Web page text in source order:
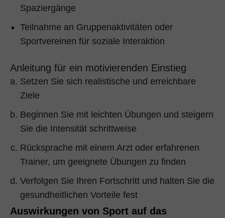
Spaziergänge
Teilnahme an Gruppenaktivitäten oder
Sportvereinen für soziale Interaktion
Anleitung für ein motivierenden Einstieg
Setzen Sie sich realistische und erreichbare
Ziele
Beginnen Sie mit leichten Übungen und steigern
Sie die Intensität schrittweise
Rücksprache mit einem Arzt oder erfahrenen
Trainer, um geeignete Übungen zu finden
Verfolgen Sie Ihren Fortschritt und halten Sie die
gesundheitlichen Vorteile fest
Auswirkungen von Sport auf das